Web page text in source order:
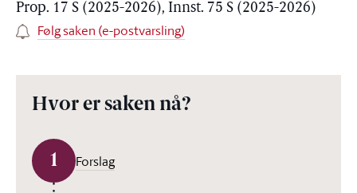
Prop. 17 S (2025-2026), Innst. 75 S (2025-2026)
Følg saken (e-postvarsling)
Hvor er saken nå?
1 Forslag